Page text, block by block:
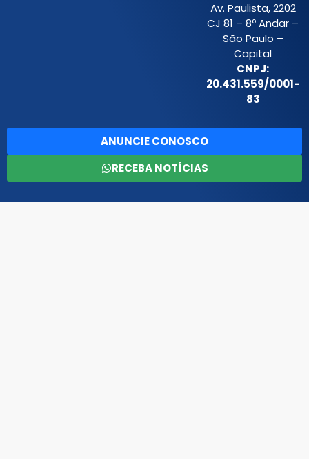
Av. Paulista, 2202
CJ 81 – 8º Andar –
São Paulo –
Capital
CNPJ:
20.431.559/0001-
83
ANUNCIE CONOSCO
RECEBA NOTÍCIAS